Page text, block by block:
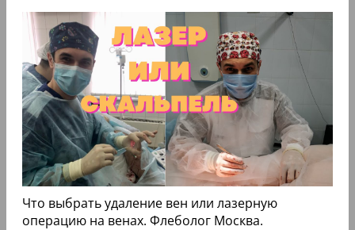
Что выбрать удаление вен или лазерную
операцию на венах. Флеболог Москва.